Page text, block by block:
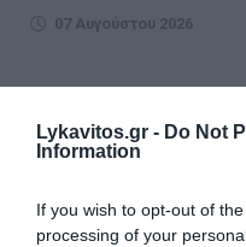
Lykavitos.gr - Do Not
Information
If you wish to opt-out of
processing of your
07 Αυγούστου 2026
περισσότερες ειδήσεις